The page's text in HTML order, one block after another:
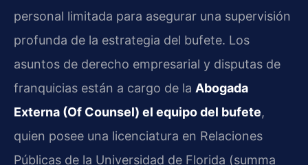
personal limitada para asegurar una supervisión
profunda de la estrategia del bufete. Los
asuntos de derecho empresarial y disputas de
franquicias están a cargo de la Abogada
Externa (Of Counsel) el equipo del bufete,
quien posee una licenciatura en Relaciones
Públicas de la Universidad de Florida (summa